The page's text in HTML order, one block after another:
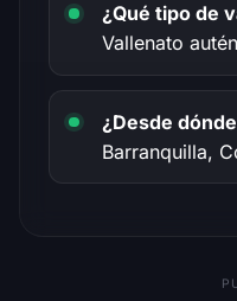
¿Qué tipo de
Vallenato
¿Desde
Barranquilla,